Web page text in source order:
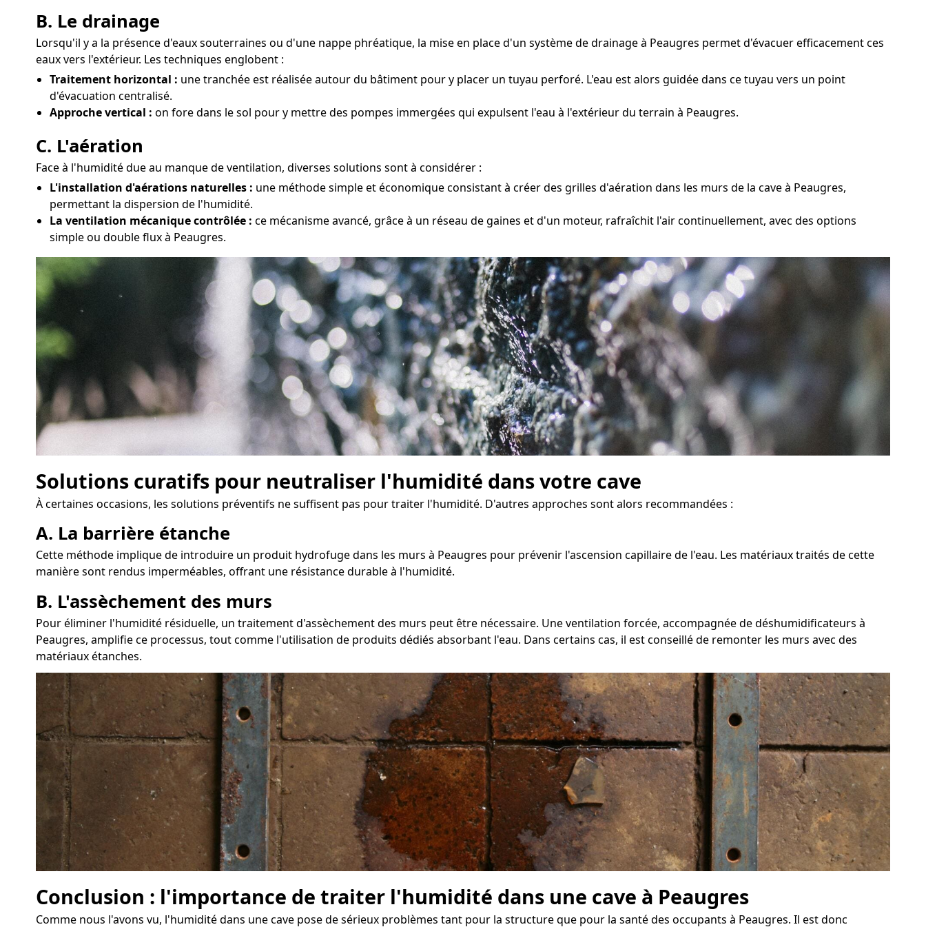
B. Le drainage
Lorsqu'il y a la présence d'eaux souterraines ou d'une nappe phréatique, la mise en place d'un système de drainage à Peaugres permet d'évacuer efficacement ces
eaux vers l'extérieur. Les techniques englobent :
Traitement horizontal : une tranchée est réalisée autour du bâtiment pour y placer un tuyau perforé. L'eau est alors guidée dans ce tuyau vers un point
d'évacuation centralisé.
Approche vertical : on fore dans le sol pour y mettre des pompes immergées qui expulsent l'eau à l'extérieur du terrain à Peaugres.
C. L'aération
Face à l'humidité due au manque de ventilation, diverses solutions sont à considérer :
L'installation d'aérations naturelles : une méthode simple et économique consistant à créer des grilles d'aération dans les murs de la cave à Peaugres,
permettant la dispersion de l'humidité.
La ventilation mécanique contrôlée : ce mécanisme avancé, grâce à un réseau de gaines et d'un moteur, rafraîchit l'air continuellement, avec des options
simple ou double flux à Peaugres.
Solutions curatifs pour neutraliser l'humidité dans votre cave
À certaines occasions, les solutions préventifs ne suffisent pas pour traiter l'humidité. D'autres approches sont alors recommandées :
A. La barrière étanche
Cette méthode implique de introduire un produit hydrofuge dans les murs à Peaugres pour prévenir l'ascension capillaire de l'eau. Les matériaux traités de cette
manière sont rendus imperméables, offrant une résistance durable à l'humidité.
B. L'assèchement des murs
Pour éliminer l'humidité résiduelle, un traitement d'assèchement des murs peut être nécessaire. Une ventilation forcée, accompagnée de déshumidificateurs à
Peaugres, amplifie ce processus, tout comme l'utilisation de produits dédiés absorbant l'eau. Dans certains cas, il est conseillé de remonter les murs avec des
matériaux étanches.
Conclusion : l'importance de traiter l'humidité dans une cave à Peaugres
Comme nous l'avons vu, l'humidité dans une cave pose de sérieux problèmes tant pour la structure que pour la santé des occupants à Peaugres. Il est donc